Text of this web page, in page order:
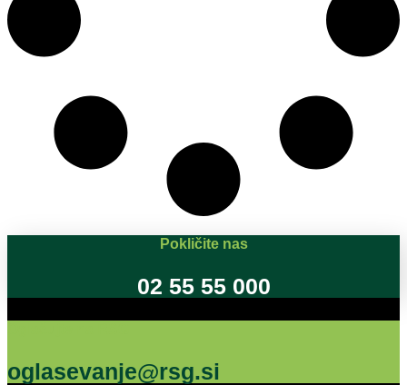
Pokličite nas
02 55 55 000
oglasevanje@rsg.si